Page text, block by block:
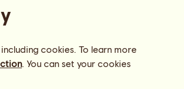
cookies. To learn more
. You can set your cookies